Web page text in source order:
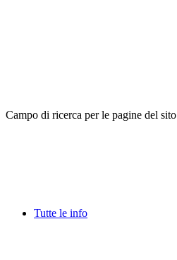
Campo di ricerca per le pagine del sito
Tutte le info